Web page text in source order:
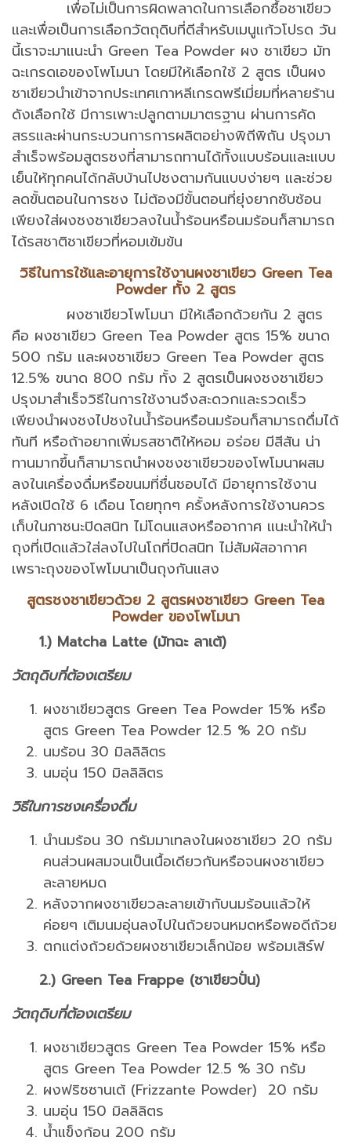
เพื่อไม่เป็นการผิดพลาดในการเลือกซื้อชาเขียว
และเพื่อเป็นการเลือกวัตถุดิบที่ดีสำหรับเมนูแก้วโปรด วัน
นี้เราจะมาแนะนำ Green Tea Powder ผง ชาเขียว มัท
ฉะเกรดเอของโพโมนา โดยมีให้เลือกใช้ 2 สูตร เป็นผง
ชาเขียวนำเข้าจากประเทศเกาหลีเกรดพรีเมี่ยมที่หลายร้าน
ดังเลือกใช้ มีการเพาะปลูกตามมาตรฐาน ผ่านการคัด
สรรและผ่านกระบวนการการผลิตอย่างพิถีพิถัน ปรุงมา
สำเร็จพร้อมสูตรชงที่สามารถทานได้ทั้งแบบร้อนและแบบ
เย็นให้ทุกคนได้กลับบ้านไปชงตามกันแบบง่ายๆ และช่วย
ลดขั้นตอนในการชง ไม่ต้องมีขั้นตอนที่ยุ่งยากซับซ้อน
เพียงใส่ผงชงชาเขียวลงในน้ำร้อนหรือนมร้อนก็สามารถ
ได้รสชาติชาเขียวที่หอมเข้มข้น
วิธีในการใช้และอายุการใช้งานผงชาเขียว Green Tea
Powder ทั้ง 2 สูตร
ผงชาเขียวโพโมนา มีให้เลือกด้วยกัน 2 สูตร
คือ ผงชาเขียว Green Tea Powder สูตร 15% ขนาด
500 กรัม และผงชาเขียว Green Tea Powder สูตร
12.5% ขนาด 800 กรัม ทั้ง 2 สูตรเป็นผงชงชาเขียว
ปรุงมาสำเร็จวิธีในการใช้งานจึงสะดวกและรวดเร็ว
เพียงนำผงชงไปชงในน้ำร้อนหรือนมร้อนก็สามารถดื่มได้
ทันที หรือถ้าอยากเพิ่มรสชาติให้หอม อร่อย มีสีสัน น่า
ทานมากขึ้นก็สามารถนำผงชงชาเขียวของโพโมนาผสม
ลงในเครื่องดื่มหรือขนมที่ชื่นชอบได้ มีอายุการใช้งาน
หลังเปิดใช้ 6 เดือน โดยทุกๆ ครั้งหลังการใช้งานควร
เก็บในภาชนะปิดสนิท ไม่โดนแสงหรืออากาศ แนะนำให้นำ
ถุงที่เปิดแล้วใส่ลงไปในโถที่ปิดสนิท ไม่สัมผัสอากาศ
เพราะถุงของโพโมนาเป็นถุงกันแสง
สูตรชงชาเขียวด้วย 2 สูตรผงชาเขียว Green Tea
Powder ของโพโมนา
1.) Matcha Latte (มัทฉะ ลาเต้)
วัตถุดิบที่ต้องเตรียม
ผงชาเขียวสูตร Green Tea Powder 15% หรือ
สูตร Green Tea Powder 12.5 % 20 กรัม
นมร้อน 30 มิลลิลิตร
นมอุ่น 150 มิลลิลิตร
วิธีในการชงเครื่องดื่ม
นำนมร้อน 30 กรัมมาเทลงในผงชาเขียว 20 กรัม
คนส่วนผสมจนเป็นเนื้อเดียวกันหรือจนผงชาเขียว
ละลายหมด
หลังจากผงชาเขียวละลายเข้ากับนมร้อนแล้วให้
ค่อยๆ เติมนมอุ่นลงไปในถ้วยจนหมดหรือพอดีถ้วย
ตกแต่งถ้วยด้วยผงชาเขียวเล็กน้อย พร้อมเสิร์ฟ
2.) Green Tea Frappe (ชาเขียวปั่น)
วัตถุดิบที่ต้องเตรียม
ผงชาเขียวสูตร Green Tea Powder 15% หรือ
สูตร Green Tea Powder 12.5 % 30 กรัม
ผงฟริซซานเต้ (Frizzante Powder) 20 กรัม
นมอุ่น 150 มิลลิลิตร
น้ำแข็งก้อน 200 กรัม